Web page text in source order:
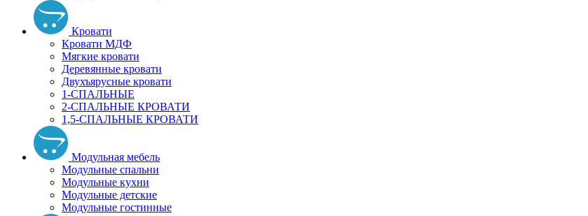
Кровати
Кровати МДФ
Мягкие кровати
Деревянные кровати
Двухъярусные кровати
1-СПАЛЬНЫЕ
2-СПАЛЬНЫЕ КРОВАТИ
1,5-СПАЛЬНЫЕ КРОВАТИ
Модульная мебель
Модульные спальни
Модульные кухни
Модульные детские
Модульные гостинные